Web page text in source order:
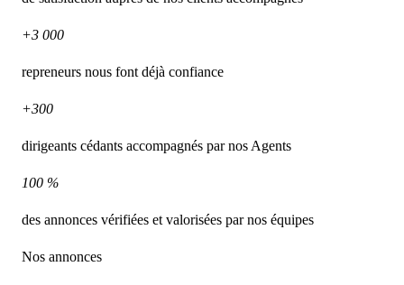
+3 000
repreneurs nous font déjà confiance
+300
dirigeants cédants accompagnés par nos Agents
100 %
des annonces vérifiées et valorisées par nos équipes
Nos annonces